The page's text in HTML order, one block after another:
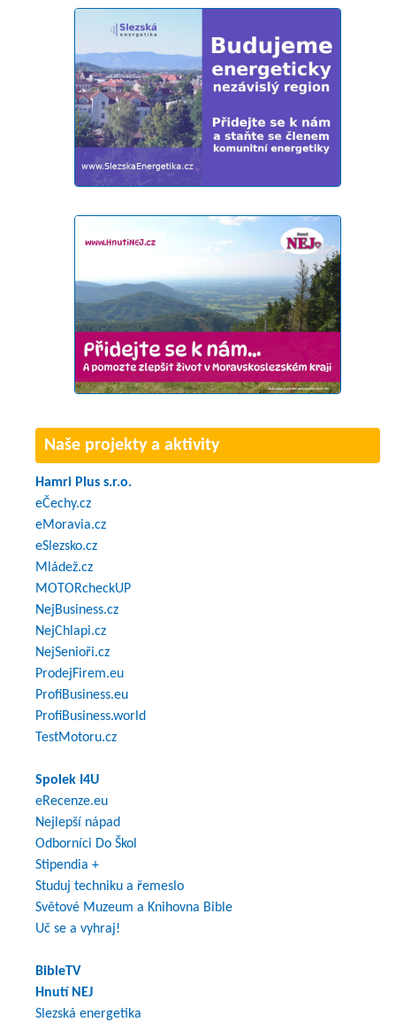
Naše projekty a aktivity
Hamri Plus s.r.o.
eČechy.cz
eMoravia.cz
eSlezsko.cz
Mládež.cz
MOTORcheckUP
NejBusiness.cz
NejChlapi.cz
NejSenioři.cz
ProdejFirem.eu
ProfiBusiness.eu
ProfiBusiness.world
TestMotoru.cz
Spolek I4U
eRecenze.eu
Nejlepší nápad
Odborníci Do Škol
Stipendia +
Studuj techniku a řemeslo
Světové Muzeum a Knihovna Bible
Uč se a vyhraj!
BibleTV
Hnutí NEJ
Slezská energetika